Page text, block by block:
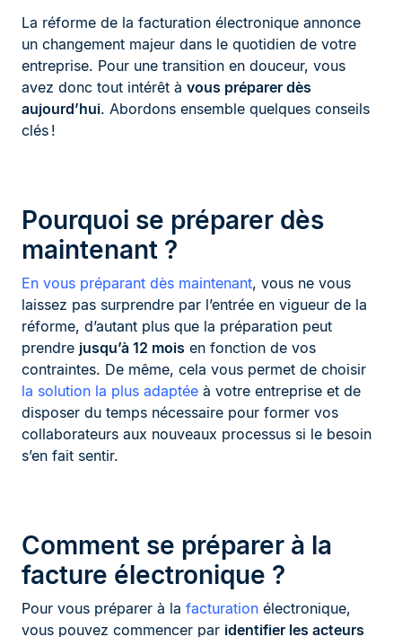
La réforme de la facturation électronique annonce
un changement majeur dans le quotidien de votre
entreprise. Pour une transition en douceur, vous
avez donc tout intérêt à vous préparer dès
aujourd’hui. Abordons ensemble quelques conseils
clés !
Pourquoi se préparer dès
maintenant ?
En vous préparant dès maintenant, vous ne vous
laissez pas surprendre par l’entrée en vigueur de la
réforme, d’autant plus que la préparation peut
prendre jusqu’à 12 mois en fonction de vos
contraintes. De même, cela vous permet de choisir
la solution la plus adaptée à votre entreprise et de
disposer du temps nécessaire pour former vos
collaborateurs aux nouveaux processus si le besoin
s’en fait sentir.
Comment se préparer à la
facture électronique ?
Pour vous préparer à la facturation électronique,
vous pouvez commencer par identifier les acteurs